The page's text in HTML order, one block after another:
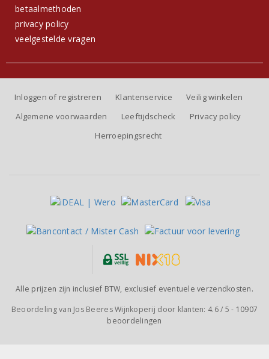
betaalmethoden
privacy policy
veelgestelde vragen
Inloggen of registreren Klantenservice
Veilig winkelen
Algemene voorwaarden
Leeftijdscheck
Privacy policy
Herroepingsrecht
Alle prijzen zijn inclusief BTW, exclusief eventuele verzendkosten.
Beoordeling van Jos Beeres Wijnkoperij door klanten: 4.6/ 5 - 10907
beoordelingen